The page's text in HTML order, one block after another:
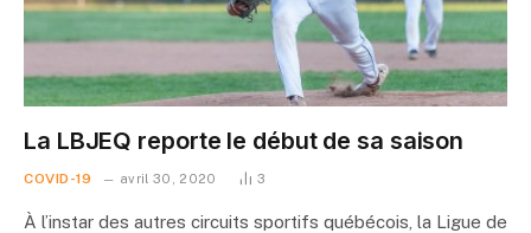
La LBJEQ reporte le début de sa saison
COVID-19 avril 30, 2020 3
À l’instar des autres circuits sportifs québécois, la Ligue de